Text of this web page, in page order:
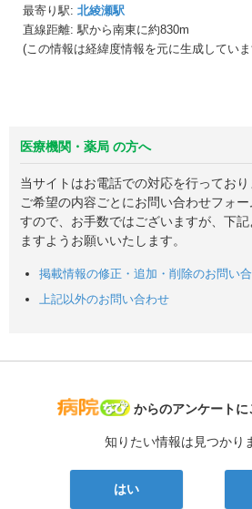
最寄り駅: 北綾瀬駅
直線距離: 駅から南東に約830m
(この情報は経緯度情報を元に生成してい
医療機関・薬局 の方へ
当サイトはお電話での対応を行っており
ご希望の内容ごとにお問い合わせフォ
すので、お手数ではございますが、下
ますようお願いいたします。
掲載情報の修正・追加・削除のお問い
上記以外のお問い合わせ
病院なび
からのアンケートに
知りたい情報は見つかり
はい